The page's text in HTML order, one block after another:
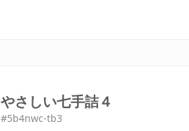
やさしい七手詰４
#5b4nwc-tb3